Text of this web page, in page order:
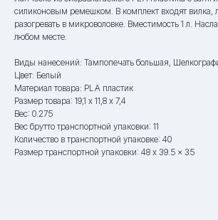
силиконовым ремешком. В комплект входят вилка,
разогревать в микроволовке. Вместимость 1 л.
любом месте.
Виды нанесений: Тампопечать большая,
Цвет: Белый
Материал товара: PLA пластик
Размер товара: 19,1 х 11,8 х 7,4
Вес: 0.275
Вес брутто транспортной упаковки: 11
Количество в транспортной упаковке: 40
Размер транспортной упаковки: 48 x 39.5 x 35